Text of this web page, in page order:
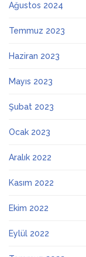
Ağustos 2024
Temmuz 2023
Haziran 2023
Mayıs 2023
Şubat 2023
Ocak 2023
Aralık 2022
Kasım 2022
Ekim 2022
Eylül 2022